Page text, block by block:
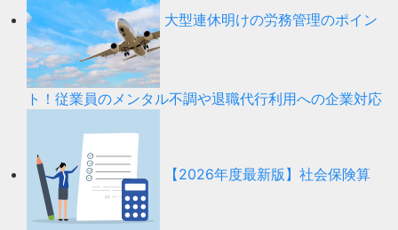
大型連休明けの労務管理のポイン
ト！従業員のメンタル不調や退職代行利用への企業対応
【2026年度最新版】社会保険算